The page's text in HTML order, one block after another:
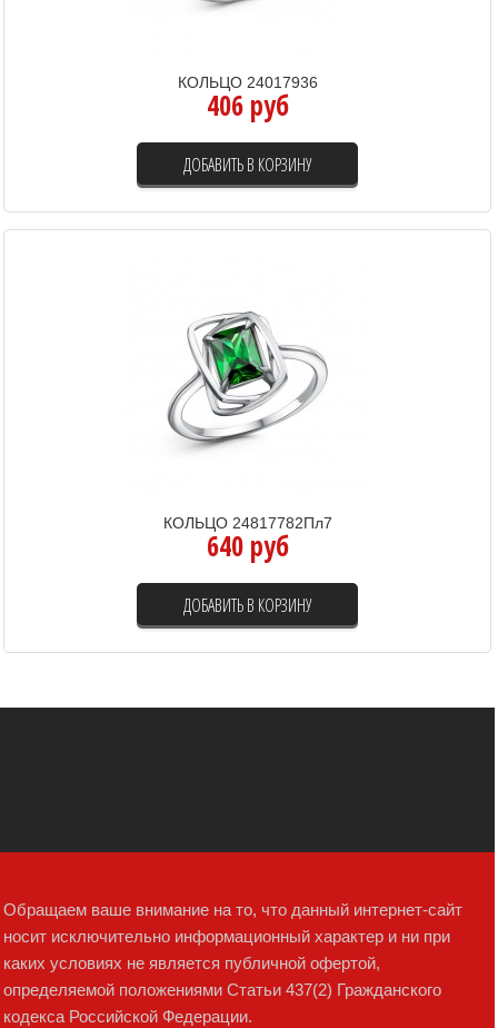
КОЛЬЦО 24017936
406 руб
ДОБАВИТЬ В КОРЗИНУ
КОЛЬЦО 24817782Пл7
640 руб
ДОБАВИТЬ В КОРЗИНУ
Обращаем ваше внимание на то, что данный интернет-сайт
носит исключительно информационный характер и ни при
каких условиях не является публичной офертой,
определяемой положениями Статьи 437(2) Гражданского
кодекса Российской Федерации.